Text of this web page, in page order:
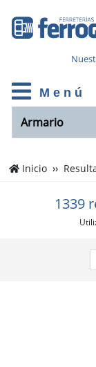
M e n ú
Inicio
1339